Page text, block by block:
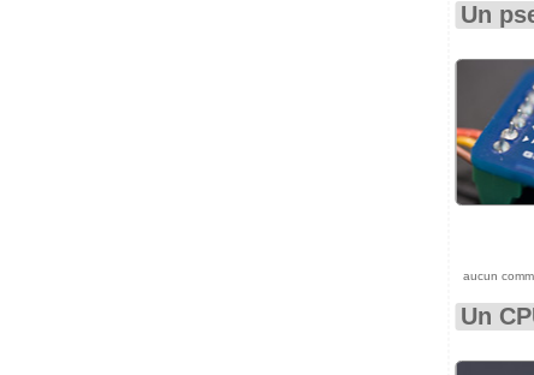
Un
aucun
Un